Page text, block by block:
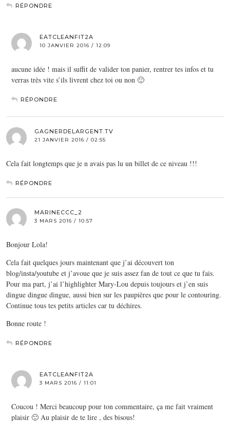
RÉPONDRE
EATCLEANFIT2A
10 JANVIER 2016 / 12:09
aucune idée ! mais il suffit de valider ton panier, rentrer tes infos et tu
verras très vite s’ils livrent chez toi ou non 🙂
RÉPONDRE
GAGNERDELARGENT.TV
21 JANVIER 2016 / 02:55
Cela fait longtemps que je n avais pas lu un billet de ce niveau !!!
RÉPONDRE
MARINECCC_2
3 MARS 2016 / 10:57
Bonjour Lola!
Cela fait quelques jours maintenant que j’ai découvert ton
blog/insta/youtube et j’avoue que je suis assez fan de tout ce que tu fais.
Pour ma part, j’ai l’highlighter Mary-Lou depuis toujours et j’en suis
dingue dingue dingue, aussi bien sur les paupières que pour le contouring.
Continue tous tes petits articles car tu déchires.
Bonne route !
RÉPONDRE
EATCLEANFIT2A
3 MARS 2016 / 11:01
Coucou ! Merci beaucoup pour ton commentaire, ça me fait vraiment
plaisir 🙂 Au plaisir de te lire , des bisous!